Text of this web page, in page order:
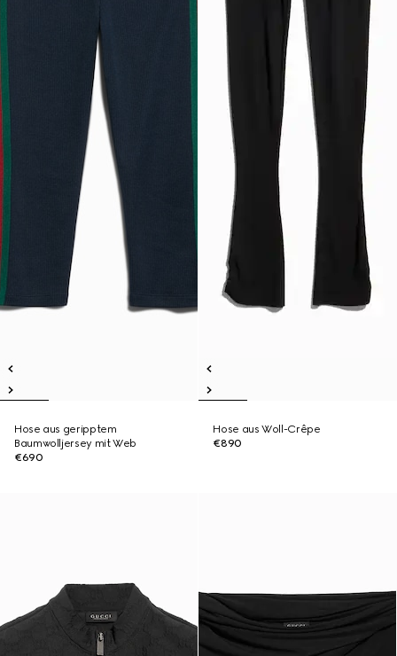
Hose aus geripptem
Baumwolljersey mit Web
€690
Hose aus Woll-Crêpe
€890